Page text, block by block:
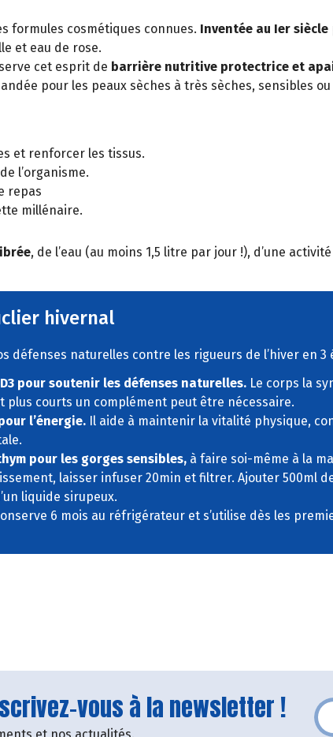
formules cosmétiques connues. Inventée au Ier siècle
et eau de rose.
cet esprit de barrière nutritive protectrice et
pour les peaux sèches à très sèches, sensibles
et renforcer les tissus.
l’organisme.
repas
millénaire.
, de l’eau (au moins 1,5 litre par jour !), d’une
hivernal
défenses naturelles contre les rigueurs de l’hiver en 3
pour soutenir les défenses naturelles.Le corps la
plus courts un complément peut être nécessaire.
l’énergie.Il aide à maintenir la vitalité physique,
pour les gorges sensibles, à faire soi-même à la
laisser infuser 20min et filtrer. Ajouter 500ml
liquide sirupeux.
6 mois au réfrigérateur et s’utilise dès les
vous à la newsletter !